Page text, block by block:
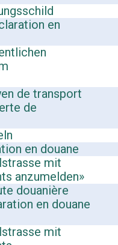
en
de transport
de
en douane
mit
anzumelden»
douanière
en douane
mit